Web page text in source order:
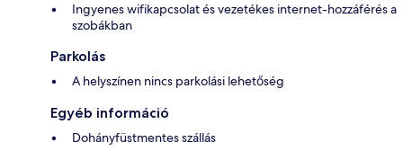
Ingyenes wifikapcsolat és vezetékes internet-hozzáférés a
szobákban
Parkolás
A helyszínen nincs parkolási lehetőség
Egyéb információ
Dohányfüstmentes szállás